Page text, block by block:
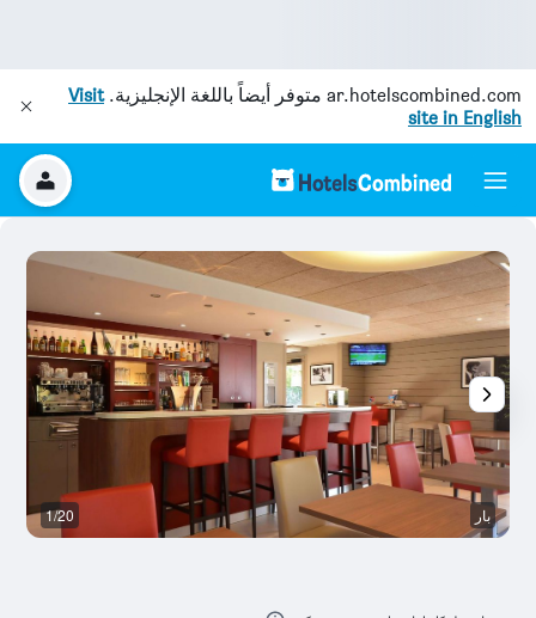
ar.hotelscombined.com متوفر أيضاً باللغة الإنجليزية.Visit
site in English
بار 1/20